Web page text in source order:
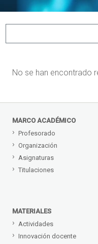
No se han encontrado
MARCO ACADÉMICO
Profesorado
Organización
Asignaturas
Titulaciones
MATERIALES
Actividades
Innovación docente